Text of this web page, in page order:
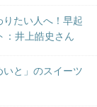
りたい人へ！早起
：井上皓史さん
いと」のスイーツ